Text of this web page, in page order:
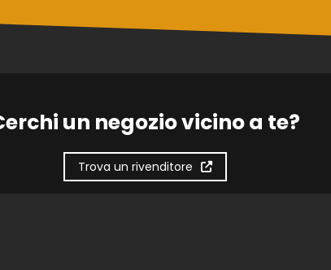
un negozio vicino a te?
Trova un rivenditore